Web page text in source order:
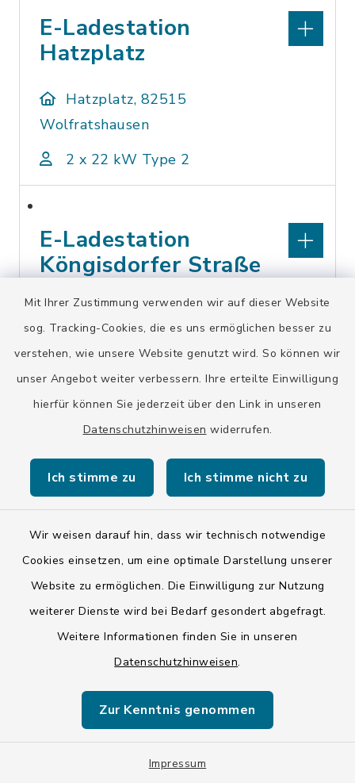
Mit Ihrer Zustimmung verwenden wir auf dieser Website
sog. Tracking-Cookies, die es uns ermöglichen besser zu
verstehen, wie unsere Website genutzt wird. So können wir
unser Angebot weiter verbessern. Ihre erteilte Einwilligung
hierfür können Sie jederzeit über den Link in unseren
Datenschutzhinweisen widerrufen.
Ich stimme zu Ich stimme nicht zu
Wir weisen darauf hin, dass wir technisch notwendige
Cookies einsetzen, um eine optimale Darstellung unserer
Website zu ermöglichen. Die Einwilligung zur Nutzung
weiterer Dienste wird bei Bedarf gesondert abgefragt.
Weitere Informationen finden Sie in unseren
Datenschutzhinweisen.
Zur Kenntnis genommen
Impressum
E-Ladestation
Hatzplatz
Hatzplatz, 82515
Wolfratshausen
2 x 22 kW Type 2
E-Ladestation
Köngisdorfer Straße
36
Königsdorfer Straße 36,
82515 Wolfratshausen
2 x 22 kW Type 2
E-Ladestation
Loisachhallenparkplatz
2 x 22 kW Type 2
E-Ladestation
Margeritenstraße 1
Margeritenstraße 1, 82515